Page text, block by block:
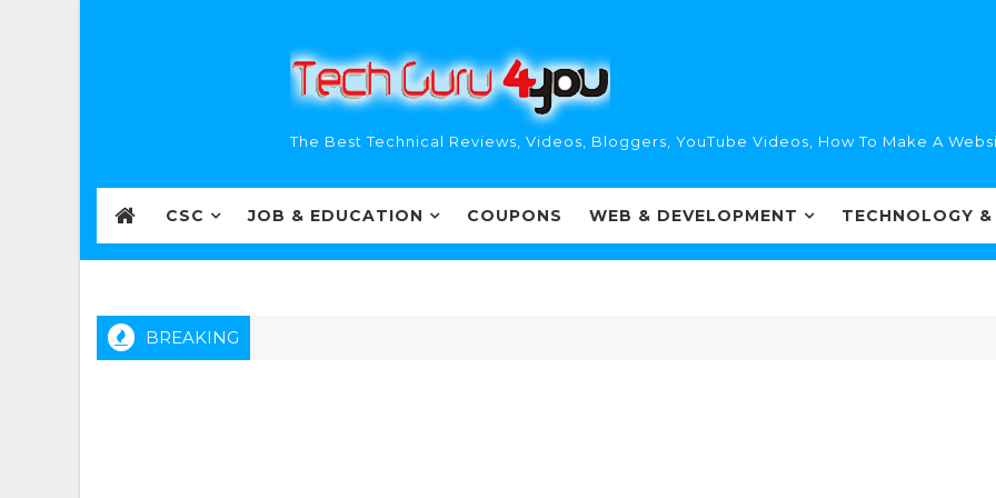
The Best Technical Reviews, Videos, Bloggers, YouTube Videos, How To Make A
CSC JOB & EDUCATION COUPONS WEB & DEVELOPMENT TECHNOLOGY &
BREAKING